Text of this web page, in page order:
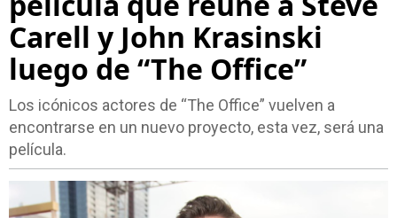
Carell y John Krasinski
luego de “The Office”
Los icónicos actores de “The Office” vuelven a
encontrarse en un nuevo proyecto, esta vez, será una
película.